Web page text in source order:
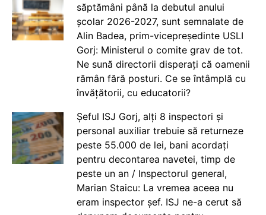
săptămâni până la debutul anului
școlar 2026-2027, sunt semnalate de
Alin Badea, prim-vicepreședinte USLI
Gorj: Ministerul o comite grav de tot.
Ne sună directorii disperați că oamenii
rămân fără posturi. Ce se întâmplă cu
învățătorii, cu educatorii?
Șeful ISJ Gorj, alți 8 inspectori și
personal auxiliar trebuie să returneze
peste 55.000 de lei, bani acordați
pentru decontarea navetei, timp de
peste un an / Inspectorul general,
Marian Staicu: La vremea aceea nu
eram inspector șef. ISJ ne-a cerut să